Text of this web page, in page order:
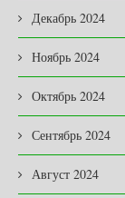
Декабрь 2024
Ноябрь 2024
Октябрь 2024
Сентябрь 2024
Август 2024